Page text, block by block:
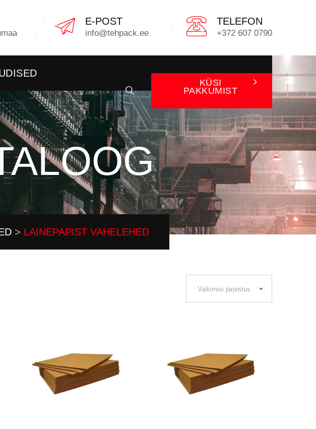
E-POST
info@tehpack.ee
TELEFON
+372 607 0790
KÜSI
PAKKUMIST
> LAINEPAPIST VAHELEHED
Vaikimisi järjestus